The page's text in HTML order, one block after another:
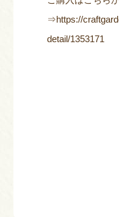
⇒https://
detail/1353171